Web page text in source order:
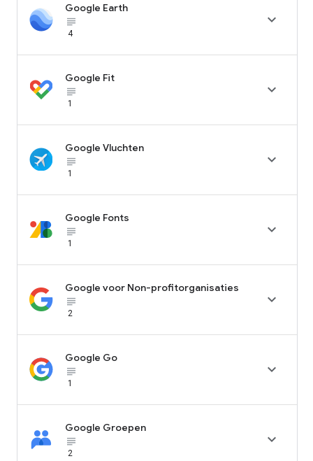
Google Earth
subject_black
4

Google Fit
subject_black
1

Google Vluchten
subject_black
1

Google Fonts
subject_black
1

Google voor Non-profitorganisaties
subject_black
2

Google Go
subject_black
1

Google Groepen
subject_black
2
